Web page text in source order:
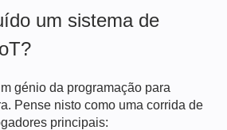
um sistema de
génio da programação para
Pense nisto como uma corrida de
principais: